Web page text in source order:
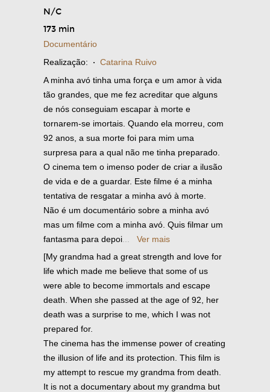
N/C
173 min
Documentário
Realização: · Catarina Ruivo
A minha avó tinha uma força e um amor à vida
tão grandes, que me fez acreditar que alguns
de nós conseguiam escapar à morte e
tornarem-se imortais. Quando ela morreu, com
92 anos, a sua morte foi para mim uma
surpresa para a qual não me tinha preparado.
O cinema tem o imenso poder de criar a ilusão
de vida e de a guardar. Este filme é a minha
tentativa de resgatar a minha avó à morte.
Não é um documentário sobre a minha avó
mas um filme com a minha avó. Quis filmar um
fantasma para depoi
Ver mais
[My grandma had a great strength and love for
life which made me believe that some of us
were able to become immortals and escape
death. When she passed at the age of 92, her
death was a surprise to me, which I was not
prepared for.
The cinema has the immense power of creating
the illusion of life and its protection. This film is
my attempt to rescue my grandma from death.
It is not a documentary about my grandma but